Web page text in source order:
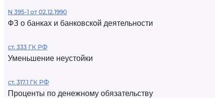
N 395-1 от 02.12.1990
ФЗ о банках и банковской деятельности
ст. 333 ГК РФ
Уменьшение неустойки
ст. 317.1 ГК РФ
Проценты по денежному обязательству